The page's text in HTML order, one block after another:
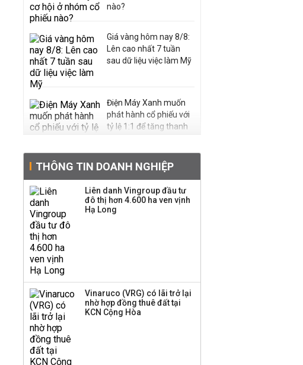
nào?
Giá vàng hôm nay 8/8:
Lên cao nhất 7 tuần
sau dữ liệu việc làm Mỹ
Điện Máy Xanh muốn
phát hành cổ phiếu với
tỷ lệ 1:1 để tăng thanh
Quy hoạch 4 khu lấn
biển ở Phú Quốc
hàng
Dự án Sheraton Phú
THÔNG TIN DOANH NGHIỆP
Liên danh Vingroup đầu tư
đô thị hơn 4.600 ha ven vịnh
Hạ Long
Vinaruco (VRG) có lãi trở lại
nhờ hợp đồng thuê đất tại
KCN Cộng Hòa